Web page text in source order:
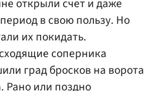
открыли счет и даже
в свою пользу. Но
их покидать.
соперника
град бросков на ворота
Рано или поздно